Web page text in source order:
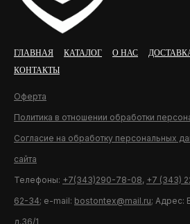
ГЛАВНАЯ КАТАЛОГ О НАС
КОНТАКТЫ
Оферта
Политика в отношении обработки
Согласие на обработку персональных
сайта
Телефоны: +7(343)290-78-08, +7 (343)
62-34; e-mail: bostontex@mail.ru; Адрес:
д.36/1